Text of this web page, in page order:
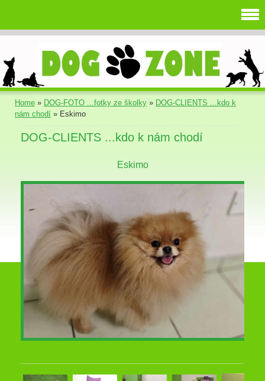
Home » DOG-FOTO ...fotky ze školky » DOG-CLIENTS ...kdo k
nám chodí » Eskimo
DOG-CLIENTS ...kdo k nám chodí
Eskimo